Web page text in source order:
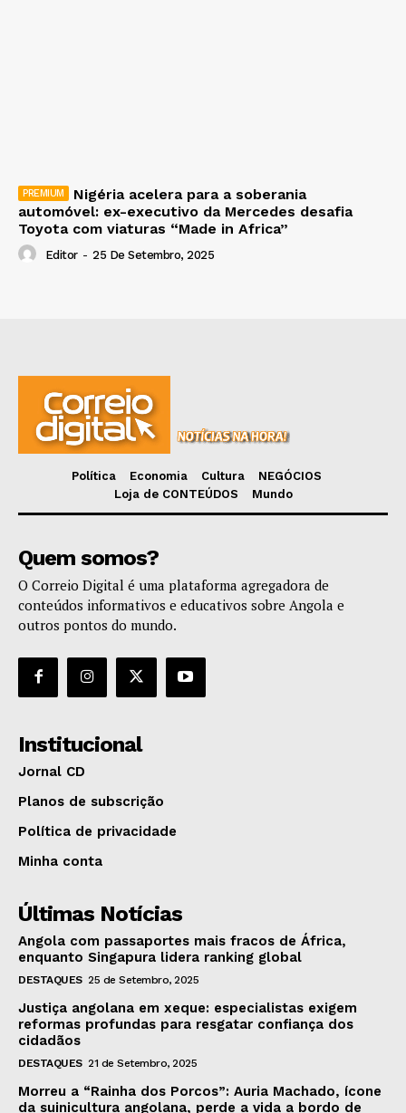
Nigéria acelera para a soberania
automóvel: ex-executivo da Mercedes desafia
Toyota com viaturas “Made in Africa”
Editor - 25 De Setembro, 2025
Política Economia Cultura
NEGÓCIOS
Loja de CONTEÚDOS
Mundo
Quem somos?
O Correio Digital é uma plataforma agregadora de
conteúdos informativos e educativos sobre Angola e
outros pontos do mundo.
Institucional
Jornal CD
Planos de subscrição
Política de privacidade
Minha conta
Últimas Notícias
Angola com passaportes mais fracos de África,
enquanto Singapura lidera ranking global
DESTAQUES 25 de Setembro, 2025
Justiça angolana em xeque: especialistas exigem
reformas profundas para resgatar confiança dos
cidadãos
DESTAQUES 21 de Setembro, 2025
Morreu a “Rainha dos Porcos”: Auria Machado, ícone
da suinicultura angolana, perde a vida a bordo de